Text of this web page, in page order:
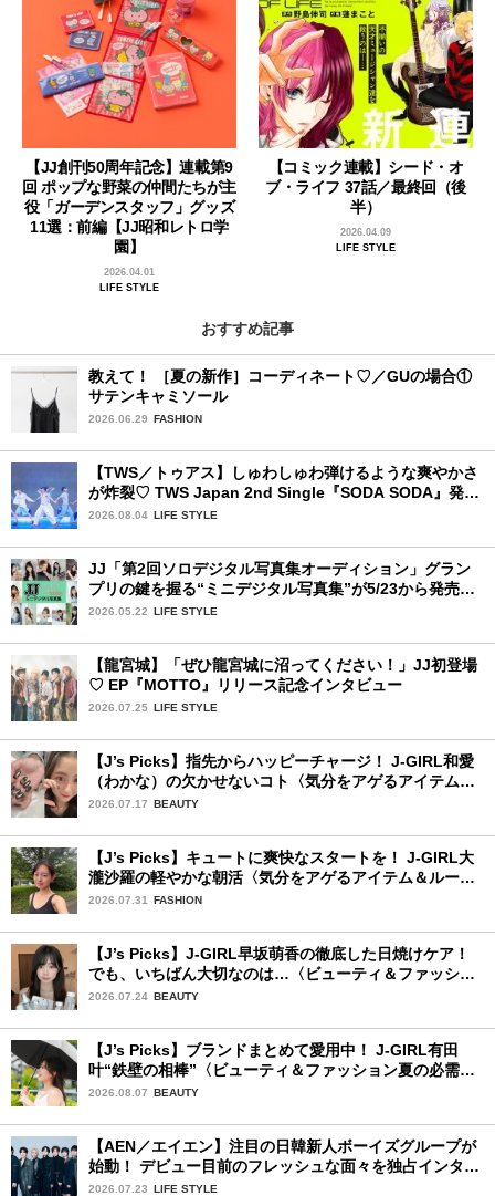
【JJ創刊50周年記念】連載第9
回 ポップな野菜の仲間たちが主
役「ガーデンスタッフ」グッズ
11選：前編【JJ昭和レトロ学
園】
2026.04.01
LIFE STYLE
【コミック連載】シード・オ
ブ・ライフ 37話／最終回（後
半）
2026.04.09
LIFE STYLE
おすすめ記事
教えて！ ［夏の新作］コーディネート♡／GUの場合①
サテンキャミソール
2026.06.29 FASHION
【TWS／トゥアス】しゅわしゅわ弾けるような爽やかさ
が炸裂♡ TWS Japan 2nd Single『SODA SODA』発売
記念SPECIAL SHOWCASEを詳細レポ
2026.08.04 LIFE STYLE
JJ「第2回ソロデジタル写真集オーディション」グラン
プリの鍵を握る“ミニデジタル写真集”が5/23から発売！
ファイナリストの個性あふれる18冊
2026.05.22 LIFE STYLE
【龍宮城】「ぜひ龍宮城に沼ってください！」JJ初登場
♡ EP『MOTTO』リリース記念インタビュー
2026.07.25 LIFE STYLE
【J’s Picks】指先からハッピーチャージ！ J-GIRL和愛
（わかな）の欠かせないコト〈気分をアゲるアイテム＆
ルーティーン〉
2026.07.17 BEAUTY
【J’s Picks】キュートに爽快なスタートを！ J-GIRL大
瀧沙羅の軽やかな朝活〈気分をアゲるアイテム＆ルーテ
ィーン〉
2026.07.31 FASHION
【J’s Picks】J-GIRL早坂萌香の徹底した日焼けケア！
でも、いちばん大切なのは…〈ビューティ＆ファッショ
ン夏の必需品〉
2026.07.24 BEAUTY
【J’s Picks】ブランドまとめて愛用中！ J-GIRL有田
叶“鉄壁の相棒”〈ビューティ＆ファッション夏の必需
品〉
2026.08.07 BEAUTY
【AEN／エイエン】注目の日韓新人ボーイズグループが
始動！ デビュー目前のフレッシュな面々を独占インタビ
ュー。7人の魅力に迫ります♪
2026.07.23 LIFE STYLE